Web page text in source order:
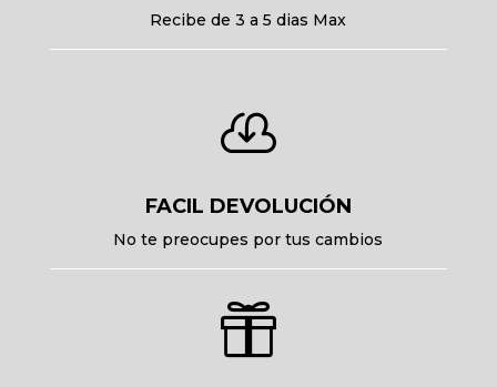
Recibe de 3 a 5 dias Max

FACIL DEVOLUCIÓN
No te preocupes por tus cambios
